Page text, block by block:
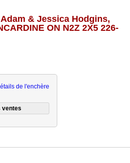
& Jessica Hodgins,
ON N2Z 2X5 226-
de l'enchère